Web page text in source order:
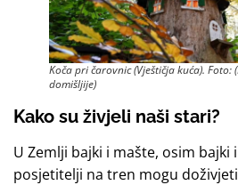
Koča pri čarovnic (Vještičja kuća). Foto:
domišljije)
Kako su živjeli naši stari?
U Zemlji bajki i mašte, osim bajki
posjetitelji na tren mogu